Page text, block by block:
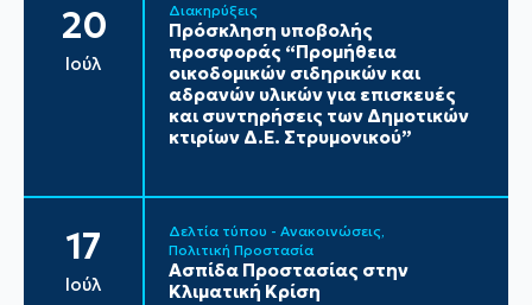
20
Ιούλ
Διακηρύξεις
Πρόσκληση υποβολής
προσφοράς “Προμήθεια
οικοδομικών σιδηρικών και
αδρανών υλικών για επισκευές
και συντηρήσεις των Δημοτικών
κτιρίων Δ.Ε. Στρυμονικού”
17
Ιούλ
Δελτία τύπου - Ανακοινώσεις
Πολιτική Προστασία
Ασπίδα Προστασίας στην
Κλιματική Κρίση